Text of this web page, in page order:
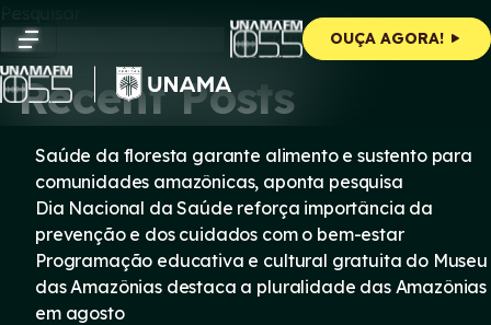
content
OUÇA AGORA!
Pesquisar
Pesquisar
Recent Posts
Saúde da floresta garante alimento e sustento para
comunidades amazônicas, aponta pesquisa
Dia Nacional da Saúde reforça importância da
prevenção e dos cuidados com o bem-estar
Programação educativa e cultural gratuita do Museu
das Amazônias destaca a pluralidade das Amazônias
em agosto